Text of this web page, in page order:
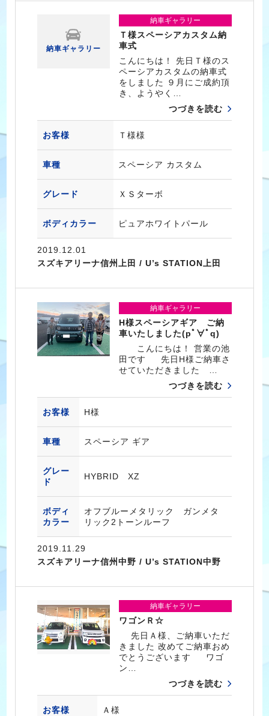
納車ギャラリー
納車ギャラリー
Ｔ様スペーシアカスタム納
車式
こんにちは！ 先日Ｔ様のス
ペーシアカスタムの納車式
をしました ９月にご成約頂
き、ようやく…
つづきを読む
お客様 Ｔ様様
車種 スペーシア カスタム
グレード ＸＳターボ
ボディカラー ピュアホワイトパール
2019.12.01
スズキアリーナ信州上田 / U’s STATION上田
納車ギャラリー
H様スペーシアギア ご納
車いたしました(pﾟ∀ﾟq)
こんにちは！ 営業の池
田です 先日H様ご納車さ
せていただきました …
つづきを読む
お客様 H様
車種 スペーシア ギア
グレー
ド
HYBRID XZ
ボディ
カラー
オフブルーメタリック ガンメタ
リック2トーンルーフ
2019.11.29
スズキアリーナ信州中野 / U’s STATION中野
納車ギャラリー
ワゴンＲ☆
先日Ａ様、ご納車いただ
きました 改めてご納車おめ
でとうございます ワゴ
ン…
つづきを読む
お客様 Ａ様